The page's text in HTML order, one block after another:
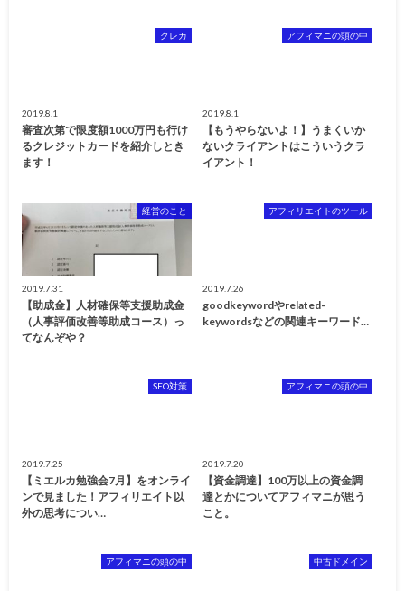
クレカ
2019.8.1
審査次第で限度額1000万円も行け
るクレジットカードを紹介しとき
ます！
アフィマニの頭の中
2019.8.1
【もうやらないよ！】うまくいか
ないクライアントはこういうクラ
イアント！
経営のこと
2019.7.31
【助成金】人材確保等支援助成金
（人事評価改善等助成コース）っ
てなんぞや？
アフィリエイトのツール
2019.7.26
goodkeywordやrelated-
keywordsなどの関連キーワード…
SEO対策
2019.7.25
【ミエルカ勉強会7月】をオンライ
ンで見ました！アフィリエイト以
外の思考につい…
アフィマニの頭の中
2019.7.20
【資金調達】100万以上の資金調
達とかについてアフィマニが思う
こと。
アフィマニの頭の中 中古ドメイン